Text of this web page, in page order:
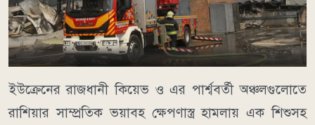
ইউক্রেনের রাজধানী কিয়েভ ও এর পার্শ্ববর্তী অঞ্চলগুলোতে
রাশিয়ার সাম্প্রতিক ভয়াবহ ক্ষেপণাস্ত্র হামলায় এক শিশুসহ